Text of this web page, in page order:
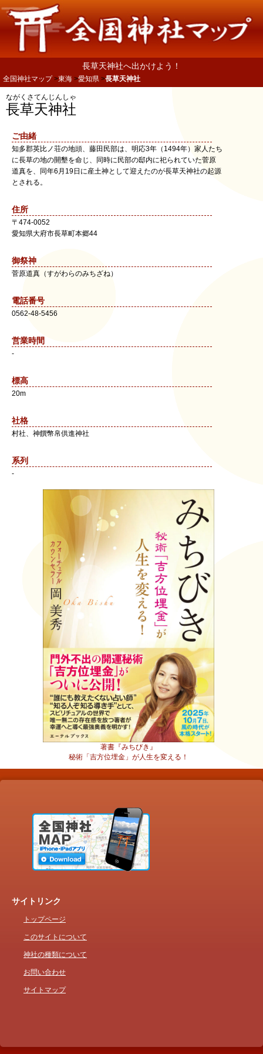
長草天神社へ出かけよう！
全国神社マップ 東海 愛知県 長草天神社
長草天神社
ながくさてんじんしゃ
ご由緒
知多郡英比ノ荘の地頭、藤田民部は、明応3年（1494年）家人たち
に長草の地の開墾を命じ、同時に民部の邸内に祀られていた菅原
道真を、同年6月19日に産土神として迎えたのが長草天神社の起源
とされる。
住所
〒 474-0052
愛知県大府市長草町本郷44
御祭神
菅原道真（すがわらのみちざね）
電話番号
0562-48-5456
営業時間
-
標高
20m
社格
村社、神饌幣帛供進神社
系列
-
著書『みちびき』
秘術「吉方位埋金」が人生を変える！
サイトリンク
トップページ
このサイトについて
神社の種類について
お問い合わせ
サイトマップ